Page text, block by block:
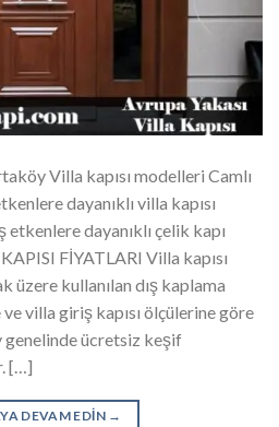
Villa kapısı modelleri Camlı
dayanıklı villa kapısı
dayanıklı çelik kapı
FİYATLARI Villa kapısı
üzere kullanılan dış kaplama
villa giriş kapısı ölçülerine göre
ücretsiz keşif
[…]
DEVAM EDIN →